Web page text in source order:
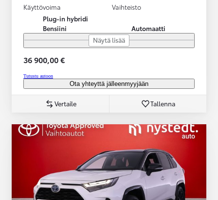
Käyttövoima
Plug-in hybridi
Bensiini
Vaihteisto
Automaatti
Näytä lisää
36 900,00 €
Tutustu autoon
Ota yhteyttä jälleenmyyjään
Vertaile Tallenna